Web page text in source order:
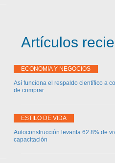
Artículos
ECONOMíA Y NEGOCIOS
Así funciona el respaldo científico a
de comprar
ESTILO DE VIDA
Autoconstrucción levanta 62.8% de
capacitación